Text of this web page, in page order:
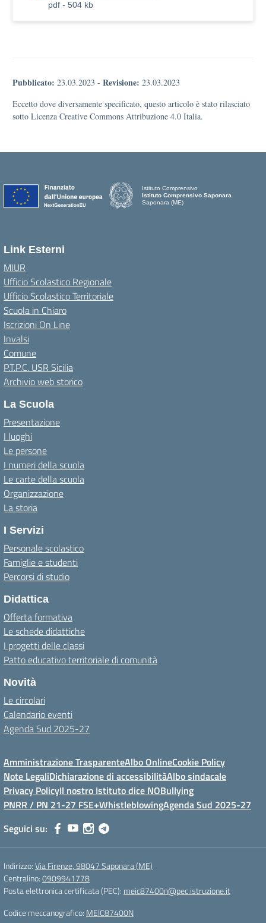
pdf - 504 kb
Pubblicato: 23.03.2023 - Revisione: 23.03.2023
Eccetto dove diversamente specificato, questo articolo è stato rilasciato
sotto Licenza Creative Commons Attribuzione 4.0 Italia.
Istituto Comprensivo
Istituto Comprensivo Saponara
Saponara (ME)
Link Esterni
MIUR
Ufficio Scolastico Regionale
Ufficio Scolastico Territoriale
Scuola in Chiaro
Iscrizioni On Line
Invalsi
Comune
P.T.P.C. USR Sicilia
Archivio web storico
La Scuola
Presentazione
I luoghi
Le persone
I numeri della scuola
Le carte della scuola
Organizzazione
La storia
I Servizi
Personale scolastico
Famiglie e studenti
Percorsi di studio
Didattica
Offerta formativa
Le schede didattiche
I progetti delle classi
Patto educativo territoriale di comunità
Novità
Le circolari
Calendario eventi
Agenda Sud 2025-27
Amministrazione TrasparenteAlbo OnlineCookie Policy
Note LegaliDichiarazione di accessibilitàAlbo sindacale
Privacy PolicyIl nostro Istituto dice NOBullying
PNRR / PN 21-27 FSE+WhistleblowingAgenda Sud 2025-27
Seguici su:
Indirizzo:Via Firenze, 98047 Saponara (ME)
Centralino:0909941778
Posta elettronica certificata (PEC): meic87400n@pec.istruzione.it
Codice meccanografico: MEIC87400N